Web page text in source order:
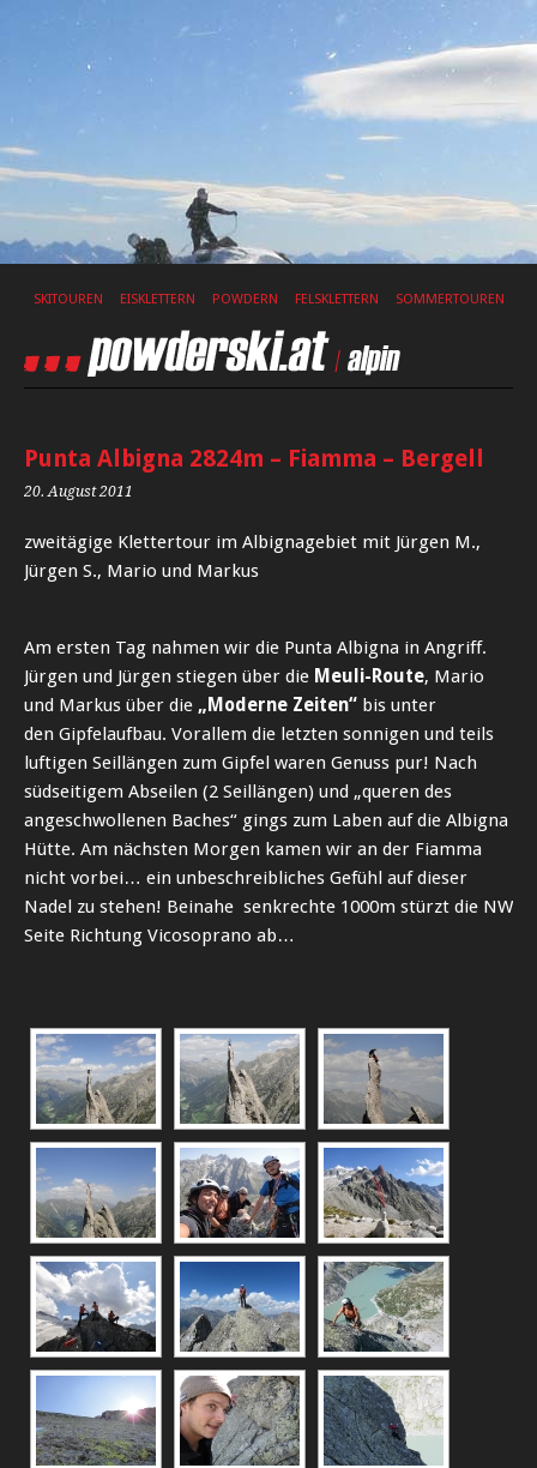
SKITOUREN EISKLETTERN POWDERN FELSKLETTERN SOMMERTOUREN
Punta Albigna 2824m – Fiamma – Bergell
20. August 2011
zweitägige Klettertour im Albignagebiet mit Jürgen M.,
Jürgen S., Mario und Markus
Am ersten Tag nahmen wir die Punta Albigna in Angriff.
Jürgen und Jürgen stiegen über die Meuli-Route, Mario
und Markus über die „Moderne Zeiten“ bis unter
den Gipfelaufbau. Vorallem die letzten sonnigen und teils
luftigen Seillängen zum Gipfel waren Genuss pur! Nach
südseitigem Abseilen (2 Seillängen) und „queren des
angeschwollenen Baches“ gings zum Laben auf die Albigna
Hütte. Am nächsten Morgen kamen wir an der Fiamma
nicht vorbei… ein unbeschreibliches Gefühl auf dieser
Nadel zu stehen! Beinahe senkrechte 1000m stürzt die NW
Seite Richtung Vicosoprano ab…